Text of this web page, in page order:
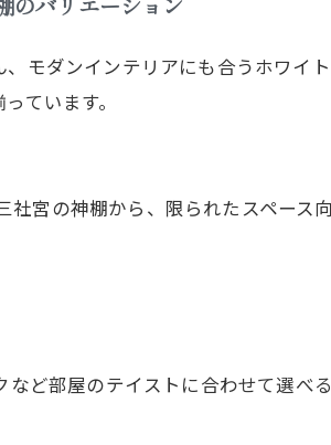
モダンインテリアにも合うホワイ
ています。
宮の神棚から、限られたスペース
ど部屋のテイストに合わせて選べる